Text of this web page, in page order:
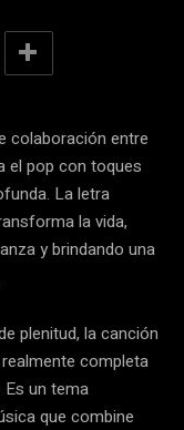
colaboración entre
el pop con toques
La letra
la vida,
y brindando una
plenitud, la canción
completa
Es un tema
que combine